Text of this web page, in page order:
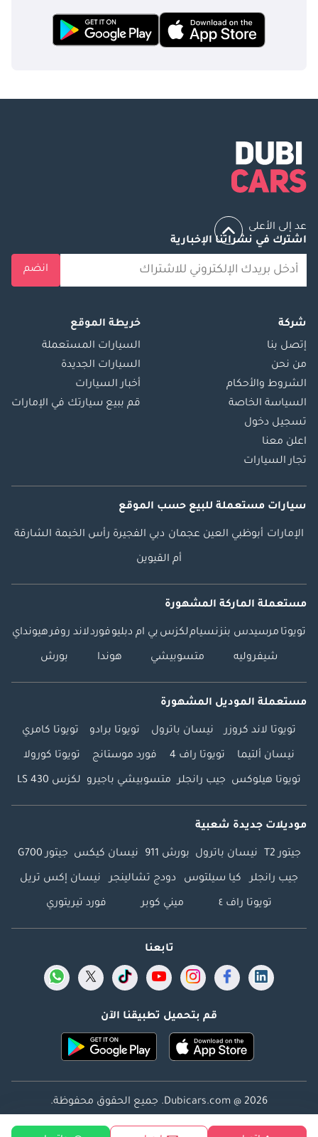
COMPANY LLC ™
سيتم تطبيق ضريبة
الأكثر ابتكارًا وموثوقية
وملاءمة من Honey
Jidosha Used Cars
Motors التي تسمح
المستقبلية على عتبة
داركم لتوفير وقتك
وأموالك. كيف تعمل:
بنا ( 2- اتصل بوكلاء
بإجراء الترتيبات اللازمة
3- سيتم تسليم
السيارة عند عتبة
داركم في التوقيت
المناسب لك في يوم
العمل التالي. بيع أو
شراء أو استبدال
من معرض هني
جيدوشا للسيارات
سيارتك من أمام الباب
حاليا توفر لك الوقت
هذه الخدمة اختر
سياراتك من صفحتنا
بالترتيبات المطلوبة.
اليوم التالي الي باب
الآلاف في الوقت
المستعملة! سيارتك
القديمة معروضة
نقدًا خلال 15 دقيقة!
-------------------------------
-------------------------------
هي كالتالي: ينطبق
على موديلات 2017 وما
عد إلى الأعلى
اشترك في نشراتنا الإخبارية
انضم
شركة
إتصل بنا
من نحن
الشروط والأحكام
السياسة الخاصة
تسجيل دخول
اعلن معنا
تجار السيارات
خريطة الموقع
السيارات المستعملة
السيارات الجديدة
أخبار السيارات
قم ببيع سيارتك في الإمارات
سيارات مستعملة للبيع حسب الموقع
الإمارات أبوظبي العين عجمان دبي الفجيرة رأس الخيمة الشارقة
أم القيوين
مستعملة الماركة المشهورة
تويوتا مرسيدس بنزنسياملكزس بي ام دبليوفوردلاند روفرهيونداي
شيفروليه متسوبيشي هوندا بورش
مستعملة الموديل المشهورة
تويوتا لاند كروزر نيسان باترول تويوتا برادو تويوتا كامري
نيسان ألتيما تويوتا راف 4 فورد موستانج تويوتا كورولا
تويوتا هيلوكس جيب رانجلر متسوبيشي باجيرو لكزس LS 430
موديلات جديدة شعبية
جيتور T2 نيسان باترول بورش 911 نيسان كيكس جيتور G700
جيب رانجلر كيا سيلتوس دودج تشالينجر نيسان إكس تريل
تويوتا راف ٤ ميني كوبر فورد تيريتوري
تابعنا
قم بتحميل تطبيقنا الآن
Dubicars.com @ 2026. جميع الحقوق محفوظة.
العنوان: 2114 ، برج شذى ، المدينة الإعلامية ، دبي ، الإمارات